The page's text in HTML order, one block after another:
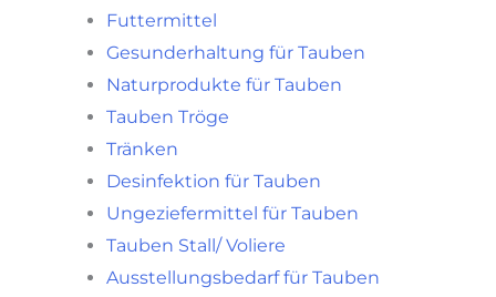
Futtermittel
Gesunderhaltung für Tauben
Naturprodukte für Tauben
Tauben Tröge
Tränken
Desinfektion für Tauben
Ungeziefermittel für Tauben
Tauben Stall/ Voliere
Ausstellungsbedarf für Tauben